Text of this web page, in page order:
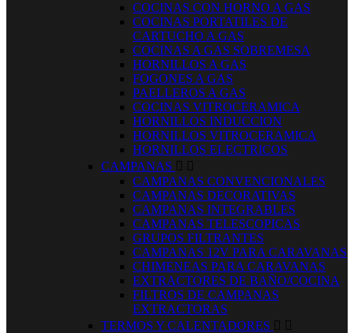
COCINAS CON HORNO A GAS
COCINAS PORTATILES DE
CARTUCHO A GAS
COCINAS A GAS SOBREMESA
HORNILLOS A GAS
FOGONES A GAS
PAELLEROS A GAS
COCINAS VITROCERAMICA
HORNILLOS INDUCCION
HORNILLOS VITROCERAMICA
HORNILLOS ELECTRICOS
CAMPANAS  
CAMPANAS CONVENCIONALES
CAMPANAS DECORATIVAS
CAMPANAS INTEGRABLES
CAMPANAS TELESCOPICAS
GRUPOS FILTRANTES
CAMPANAS 12V PARA CARAVANAS
CHIMENEAS PARA CARAVANAS
EXTRACTORES DE BAÑO/COCINA
FILTROS DE CAMPANAS
EXTRACTORAS
TERMOS Y CALENTADORES  